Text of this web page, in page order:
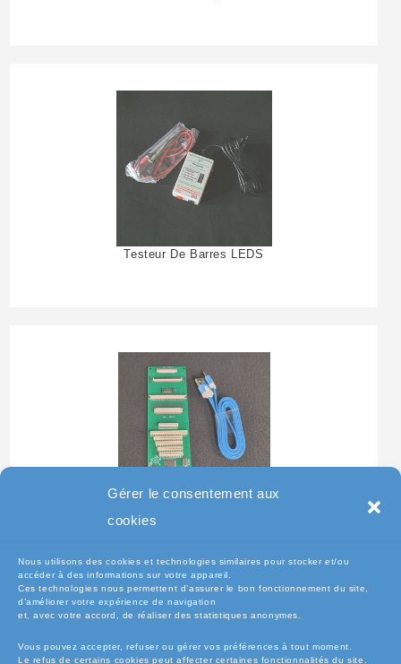
Gérer le consentement aux
cookies
Nous utilisons des cookies et technologies similaires pour stocker et/ou
accéder à des informations sur votre appareil.
Ces technologies nous permettent d’assurer le bon fonctionnement du site,
d’améliorer votre expérience de navigation
et, avec votre accord, de réaliser des statistiques anonymes.
Vous pouvez accepter, refuser ou gérer vos préférences à tout moment.
Le refus de certains cookies peut affecter certaines fonctionnalités du site.
Testeur De Barres LEDS
Testeur Pour Clavier De